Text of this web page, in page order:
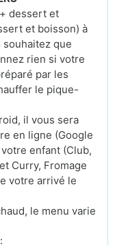
dessert et
et boisson) à
souhaitez que
rien si votre
par les
le pique-
il vous sera
en ligne (Google
enfant (Club,
Curry, Fromage
votre arrivé le
le menu varie